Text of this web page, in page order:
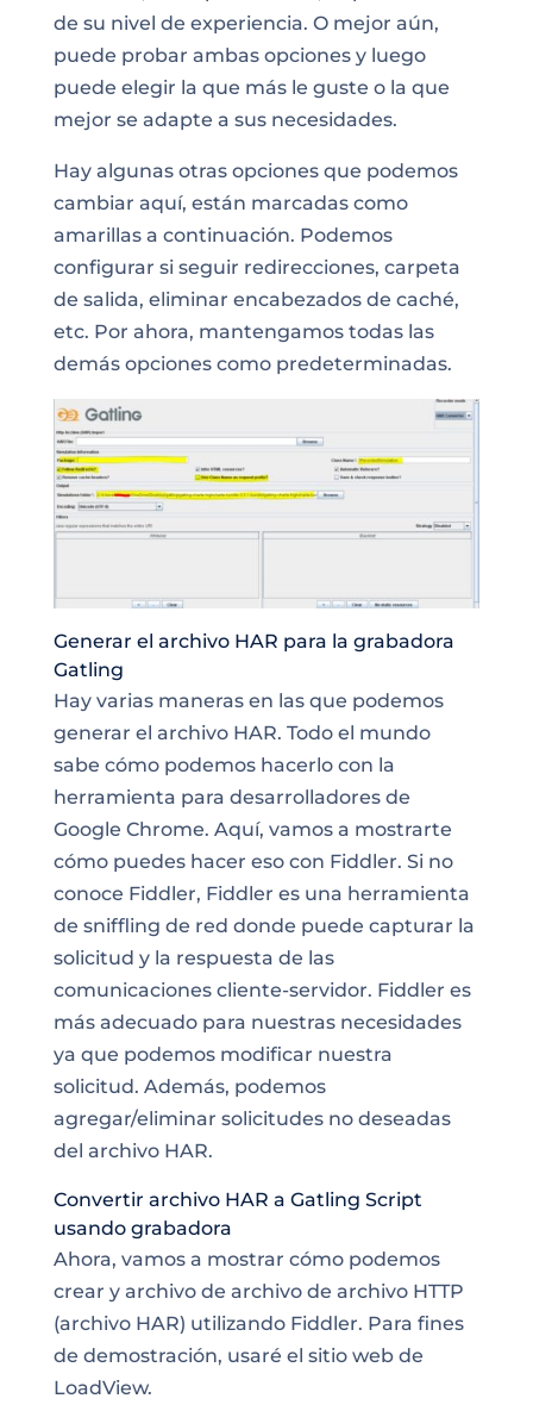
de su nivel de experiencia. O mejor aún,
puede probar ambas opciones y luego
puede elegir la que más le guste o la que
mejor se adapte a sus necesidades.
Hay algunas otras opciones que podemos
cambiar aquí, están marcadas como
amarillas a continuación. Podemos
configurar si seguir redirecciones, carpeta
de salida, eliminar encabezados de caché,
etc. Por ahora, mantengamos todas las
demás opciones como predeterminadas.
Generar el archivo HAR para la grabadora
Gatling
Hay varias maneras en las que podemos
generar el archivo HAR. Todo el mundo
sabe cómo podemos hacerlo con la
herramienta para desarrolladores de
Google Chrome. Aquí, vamos a mostrarte
cómo puedes hacer eso con Fiddler. Si no
conoce Fiddler, Fiddler es una herramienta
de sniffling de red donde puede capturar la
solicitud y la respuesta de las
comunicaciones cliente-servidor. Fiddler es
más adecuado para nuestras necesidades
ya que podemos modificar nuestra
solicitud. Además, podemos
agregar/eliminar solicitudes no deseadas
del archivo HAR.
Convertir archivo HAR a Gatling Script
usando grabadora
Ahora, vamos a mostrar cómo podemos
crear y archivo de archivo de archivo HTTP
(archivo HAR) utilizando Fiddler. Para fines
de demostración, usaré el sitio web de
LoadView.